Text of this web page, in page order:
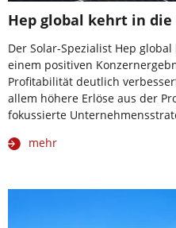
Hep global kehrt in
Der Solar-Spezialist Hep
einem positiven
Profitabilität deutlich
allem höhere Erlöse aus der
fokussierte
mehr